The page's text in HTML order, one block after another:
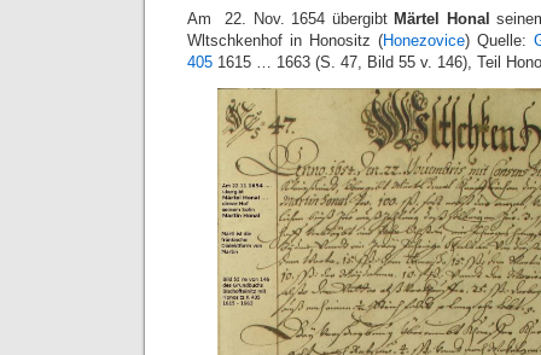
Am 22. Nov. 1654 übergibtMärtel Honal
Wltschkenhof in Honositz (Honezovice) Quelle:
405 1615 … 1663 (S. 47, Bild 55 v. 146), Teil